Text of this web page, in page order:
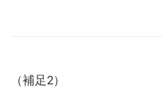
（補足2）